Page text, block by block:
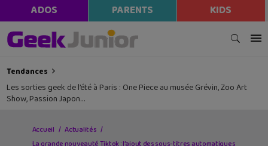
ADOS PARENTS KIDS
Tendances
Les sorties geek de l’été à Paris : One Piece au musée Grévin, Zoo Art
Show, Passion Japon…
Accueil
Actualités